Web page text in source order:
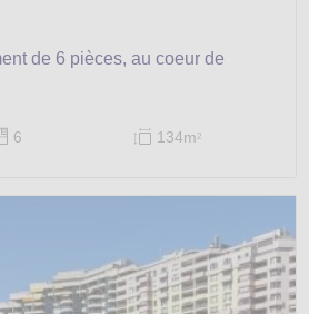
de 6 pièces, au coeur de
6 134m2